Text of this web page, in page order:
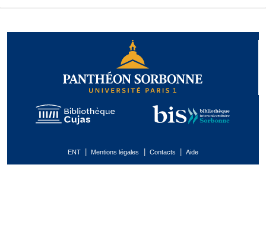
ENT | Mentions légales | Contacts | Aide